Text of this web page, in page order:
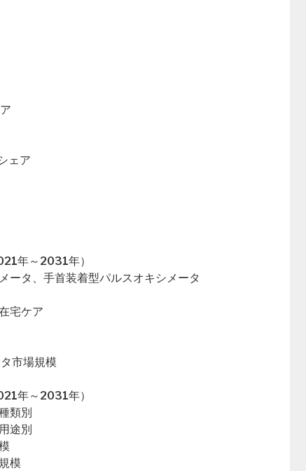
ェア
年～2031年）
ータ、手首装着型パルスオキシメータ
宅ケア
市場規模
年～2031年）
類別
途別
模